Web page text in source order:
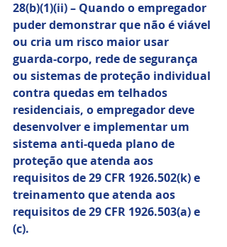
28(b)(1)(ii) – Quando o empregador
puder demonstrar que não é viável
ou cria um risco maior usar
guarda-corpo, rede de segurança
ou sistemas de proteção individual
contra quedas em telhados
residenciais, o empregador deve
desenvolver e implementar um
sistema anti-queda plano de
proteção que atenda aos
requisitos de 29 CFR 1926.502(k) e
treinamento que atenda aos
requisitos de 29 CFR 1926.503(a) e
(c).